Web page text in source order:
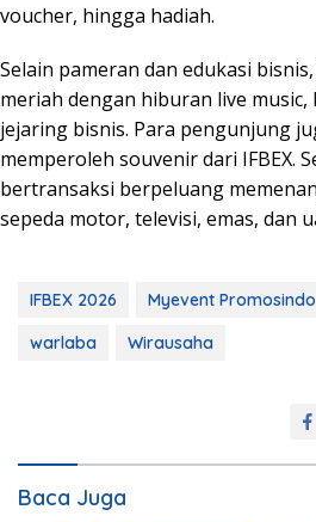
voucher, hingga hadiah.
Selain pameran dan edukasi bisnis,
meriah dengan hiburan live music,
jejaring bisnis. Para pengunjung
memperoleh souvenir dari IFBEX.
bertransaksi berpeluang
sepeda motor, televisi, emas, dan
IFBEX 2026 Myevent Promosindo
warlaba
Wirausaha
Baca Juga